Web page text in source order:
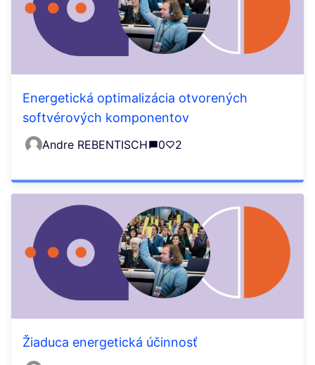
Energetická optimalizácia otvorených
softvérových komponentov
Andre REBENTISCH 0 2
Žiaduca energetická účinnosť